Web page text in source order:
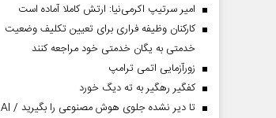
امیر سرتیپ اکرمی‌نیا: ارتش کاملا آماده است
کارکنان وظیفه فراری برای تعیین تکلیف وضعیت
خدمتی به یگان خدمتی خود مراجعه کنند
زورآزمایی اتمی ترامپ
کفگیر رهگیر به ته دیگ خورد
تا دیر نشده جلوی هوش مصنوعی را بگیرید / AI